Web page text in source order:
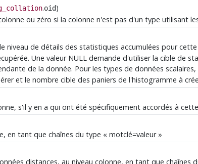
.oid)
ou zéro si la colonne n'est pas d'un type utilisant
niveau de détails des statistiques accumulées pour
Une valeur NULL demande d'utiliser la cible de
de la donnée. Pour les types de données scalaires,
et le nombre cible des paniers de l'histogramme à
s'il y en a qui ont été spécifiquement accordés à
en tant que chaînes du type «motclé=valeur»
distances, au niveau colonne, en tant que chaînes